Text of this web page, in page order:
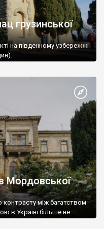
грузинської
на південному узбережжі
Мордовської
контрасту між багатством
в Україні більше не